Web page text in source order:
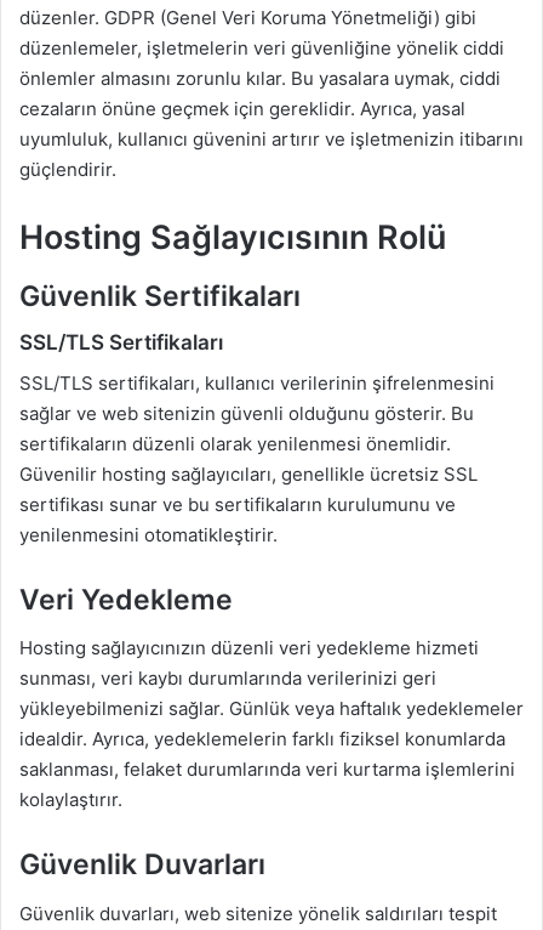
düzenler. GDPR (Genel Veri Koruma Yönetmeliği) gibi
düzenlemeler, işletmelerin veri güvenliğine yönelik ciddi
önlemler almasını zorunlu kılar. Bu yasalara uymak, ciddi
cezaların önüne geçmek için gereklidir. Ayrıca, yasal
uyumluluk, kullanıcı güvenini artırır ve işletmenizin itibarını
güçlendirir.
Hosting Sağlayıcısının Rolü
Güvenlik Sertifikaları
SSL/TLS Sertifikaları
SSL/TLS sertifikaları, kullanıcı verilerinin şifrelenmesini
sağlar ve web sitenizin güvenli olduğunu gösterir. Bu
sertifikaların düzenli olarak yenilenmesi önemlidir.
Güvenilir hosting sağlayıcıları, genellikle ücretsiz SSL
sertifikası sunar ve bu sertifikaların kurulumunu ve
yenilenmesini otomatikleştirir.
Veri Yedekleme
Hosting sağlayıcınızın düzenli veri yedekleme hizmeti
sunması, veri kaybı durumlarında verilerinizi geri
yükleyebilmenizi sağlar. Günlük veya haftalık yedeklemeler
idealdir. Ayrıca, yedeklemelerin farklı fiziksel konumlarda
saklanması, felaket durumlarında veri kurtarma işlemlerini
kolaylaştırır.
Güvenlik Duvarları
Güvenlik duvarları, web sitenize yönelik saldırıları tespit